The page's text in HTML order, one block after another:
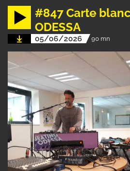
#847 Carte
ODESSA
05/06/2026 90 mn